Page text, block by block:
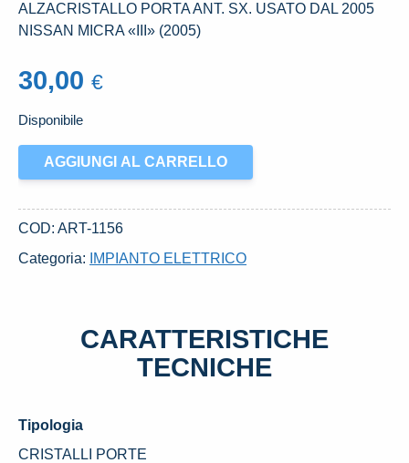
ALZACRISTALLO PORTA ANT. SX. USATO DAL 2005
NISSAN MICRA «III» (2005)
30,00 €
Disponibile
ALZACRISTALLO
PORTA
SX.
AGGIUNGI AL CARRELLO
COD: ART-1156
Categoria:
IMPIANTO ELETTRICO
CARATTERISTICHE
TECNICHE
Tipologia
CRISTALLI PORTE